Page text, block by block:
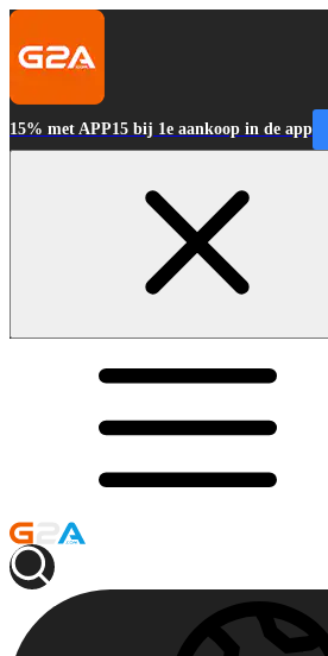
15% met APP15 bij 1e aankoop in de app